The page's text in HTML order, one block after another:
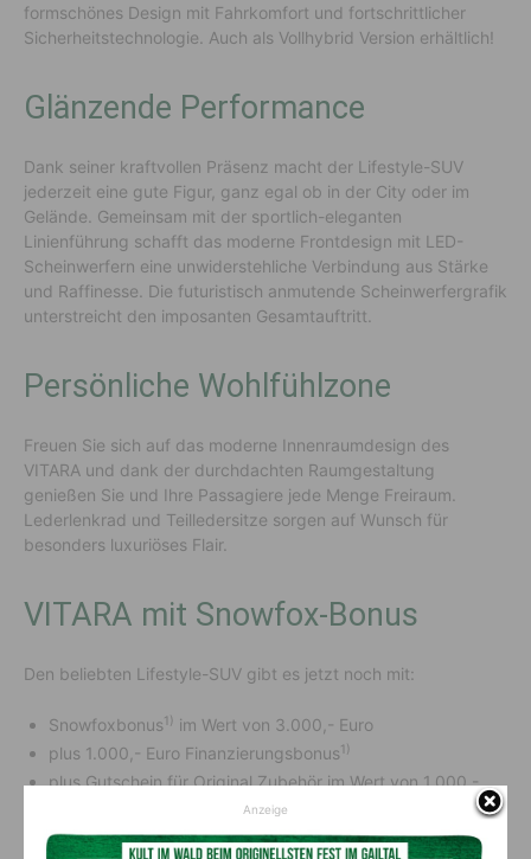
formschönes Design mit Fahrkomfort und fortschrittlicher
Sicherheitstechnologie. Auch als Vollhybrid Version erhältlich!
Glänzende Performance
Dank seiner kraftvollen Präsenz macht der Lifestyle-SUV
jederzeit eine gute Figur, ganz egal ob in der City oder im
Gelände. Gemeinsam mit der sportlich-eleganten
Linienführung schafft das moderne Frontdesign mit LED-
Scheinwerfern eine unwiderstehliche Verbindung aus Stärke
und Raffinesse. Die futuristisch anmutende Scheinwerfergrafik
unterstreicht den imposanten Gesamtauftritt.
Persönliche Wohlfühlzone
Freuen Sie sich auf das moderne Innenraumdesign des
VITARA und dank der durchdachten Raumgestaltung
genießen Sie und Ihre Passagiere jede Menge Freiraum.
Lederlenkrad und Teilledersitze sorgen auf Wunsch für
besonders luxuriöses Flair.
VITARA mit Snowfox-Bonus
Den beliebten Lifestyle-SUV gibt es jetzt noch mit:
Snowfoxbonus1) im Wert von 3.000,- Euro
plus 1.000,- Euro Finanzierungsbonus1)
plus Gutschein für Original Zubehör im Wert von 1.000,-
Jetzt ab € 20.990,-1)bei Auto Roth, Ihrem Suzuki Händler in
Anzeige